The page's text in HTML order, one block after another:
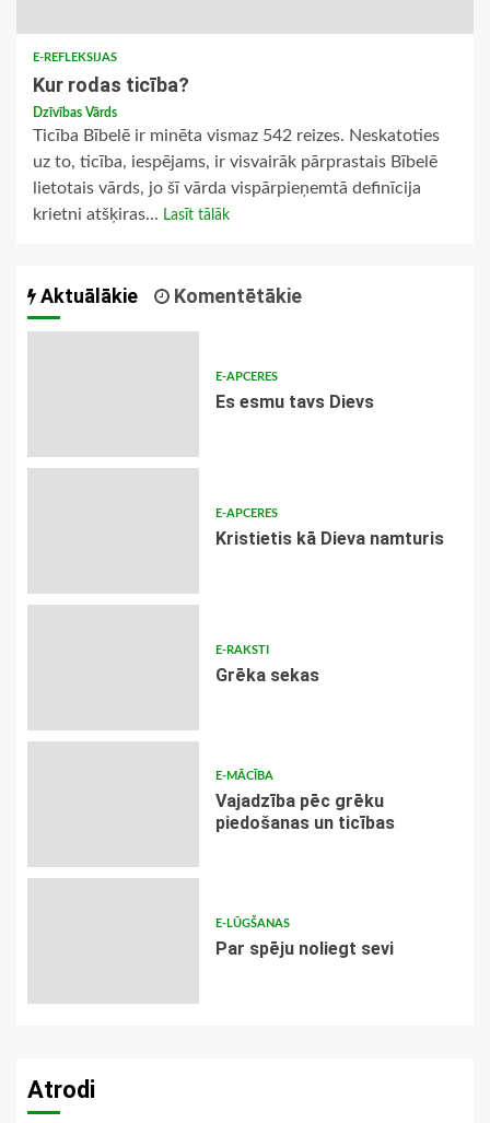
E-REFLEKSIJAS
Kur rodas ticība?
Dzīvības Vārds
Ticība Bībelē ir minēta vismaz 542 reizes. Neskatoties
uz to, ticība, iespējams, ir visvairāk pārprastais Bībelē
lietotais vārds, jo šī vārda vispārpieņemtā definīcija
krietni atšķiras... Lasīt tālāk
Aktuālākie Komentētākie
E-APCERES
Es esmu tavs Dievs
E-APCERES
Kristietis kā Dieva namturis
E-RAKSTI
Grēka sekas
E-MĀCĪBA
Vajadzība pēc grēku
piedošanas un ticības
E-LŪGŠANAS
Par spēju noliegt sevi
Atrodi